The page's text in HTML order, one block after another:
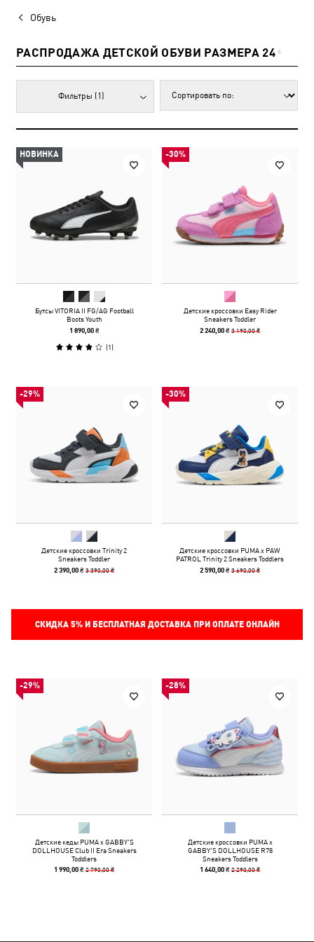
Обувь
РАСПРОДАЖА ДЕТСКОЙ ОБУВИ РАЗМЕРА 24 6
Фильтры (1)
НОВИНКА
Бутсы VITORIA II FG/AG Football
Boots Youth
1 890,00 ₴
(1)
-30%
Детские кроссовки Easy Rider
Sneakers Toddler
2 240,00 ₴3 190,00 ₴
-29%
Детские кроссовки Trinity 2
Sneakers Toddler
2 390,00 ₴3 390,00 ₴
-30%
Детские кроссовки PUMA x PAW
PATROL Trinity 2 Sneakers Toddlers
2 590,00 ₴3 690,00 ₴
СКИДКА 5%И БЕСПЛАТНАЯ ДОСТАВКА ПРИ ОПЛАТЕ ОНЛАЙН
-29%
Детские кеды PUMA x GABBY'S
DOLLHOUSE Club II Era Sneakers
Toddlers
1 990,00 ₴2 790,00 ₴
-28%
Детские кроссовки PUMA x
GABBY'S DOLLHOUSE R78
Sneakers Toddlers
1 640,00 ₴2 290,00 ₴